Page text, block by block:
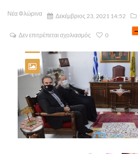
Νέα Φλώρινα Δεκέμβριος 23, 2021 14:52
Δεν επιτρέπεται σχολιασμός 0